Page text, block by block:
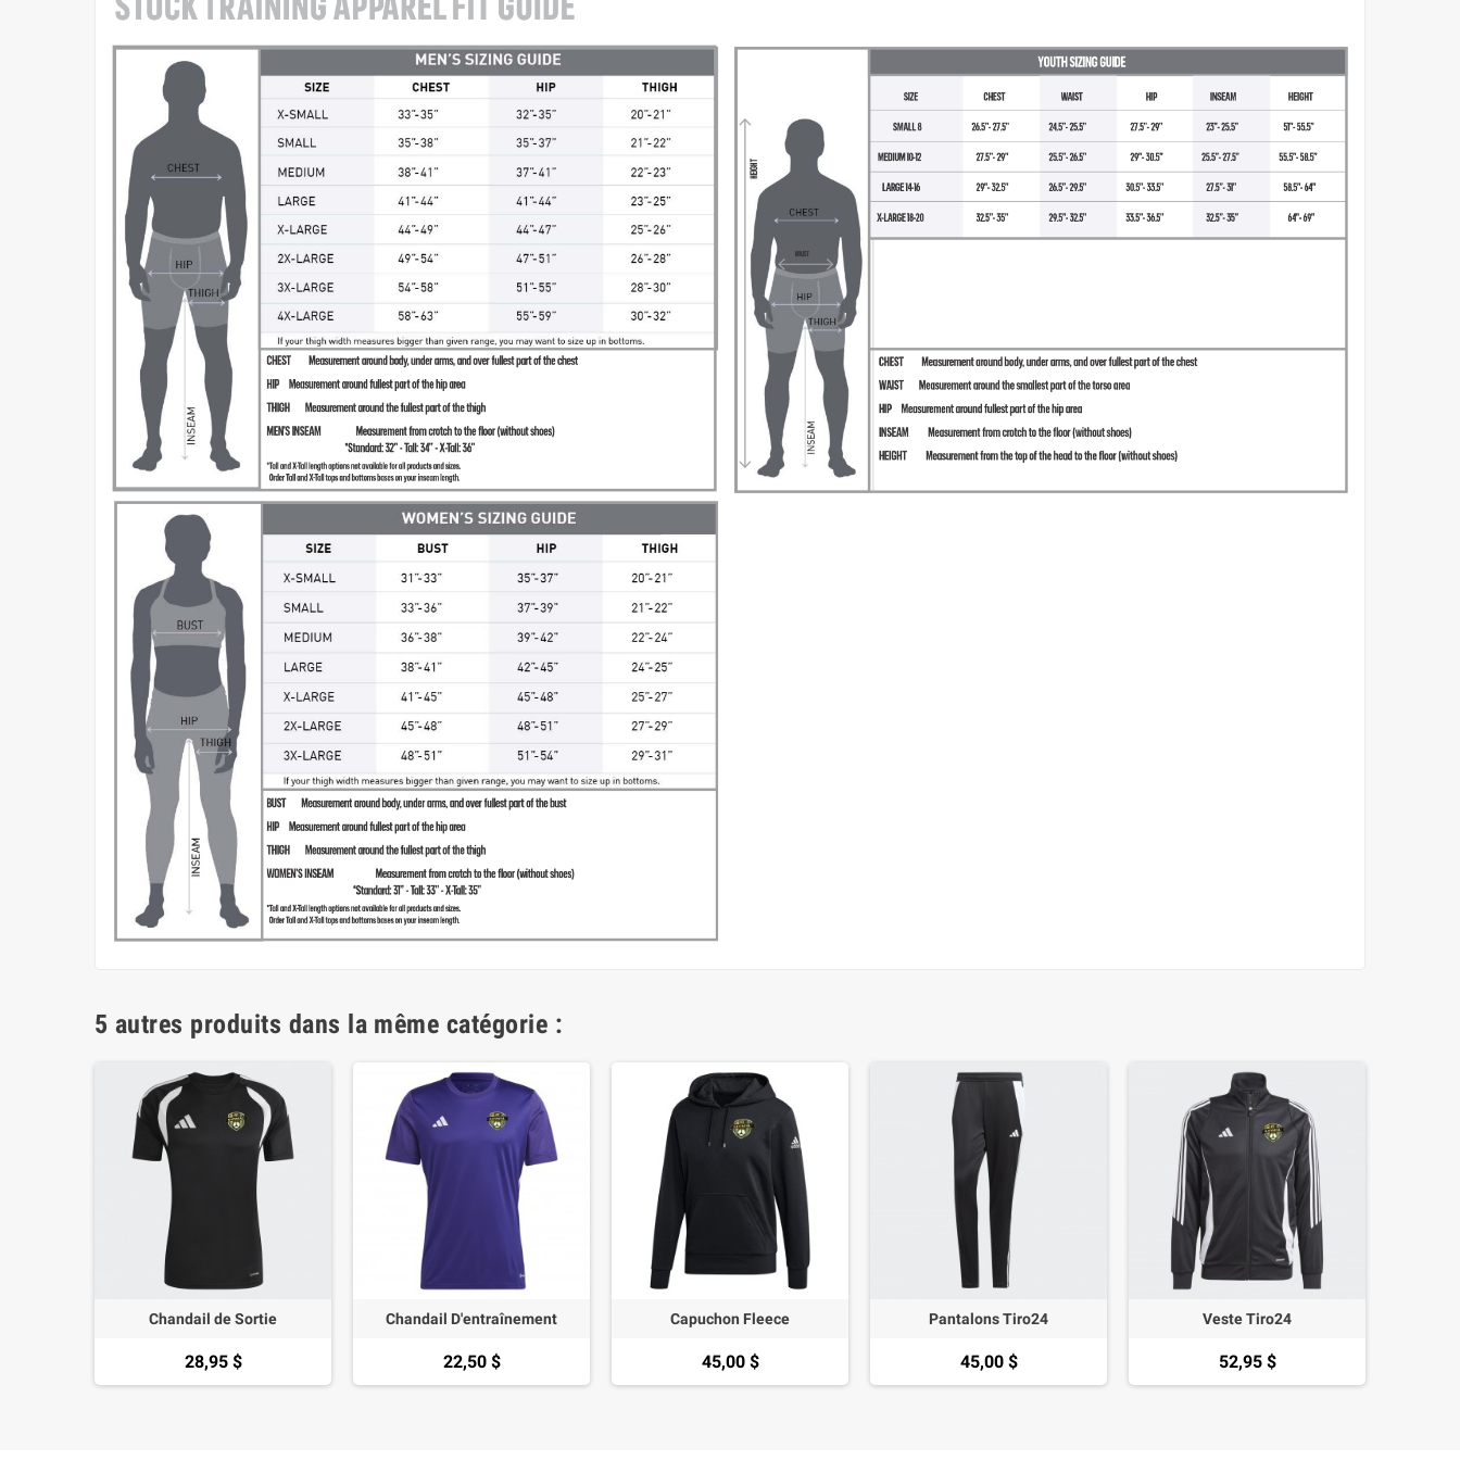
5 autres produits dans la même catégorie :
Chandail de Sortie
28,95 $
Chandail D'entraînement
22,50 $
Capuchon Fleece
45,00 $
Pantalons Tiro24
45,00 $
Veste Tiro24
52,95 $